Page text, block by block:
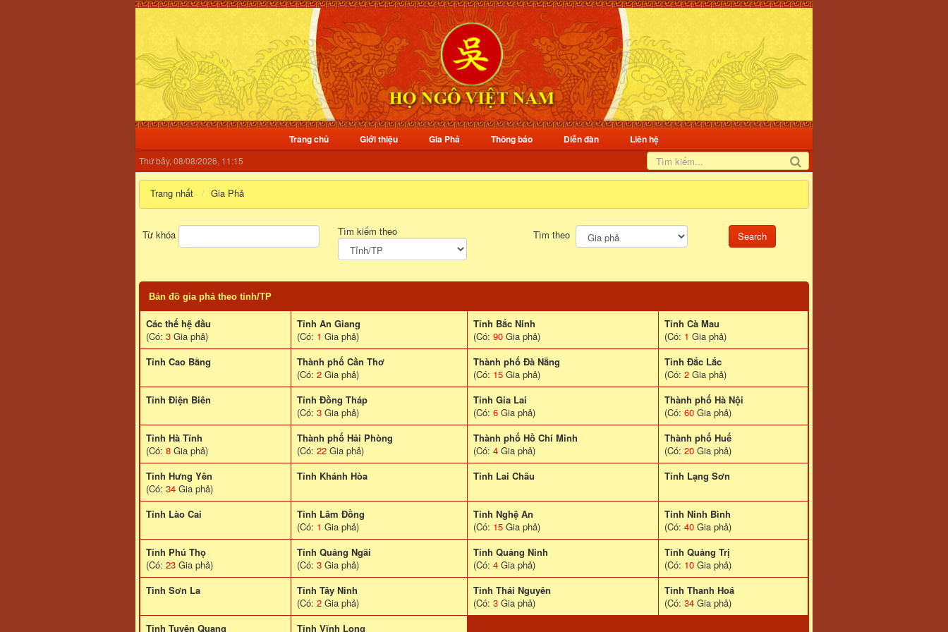
Trang chủ Giới thiệu Gia Phả Thông báo Diễn đàn Liên hệ
Thứ bảy, 08/08/2026, 11:15
Trang nhất Gia Phả
Từ khóa Tìm kiếm theo Tìm theo
Bản đồ gia phả theo tỉnh/TP
Các thế hệ đầu
(Có: 3 Gia phả)
Tỉnh An Giang
(Có: 1 Gia phả)
Tỉnh Bắc Ninh
(Có: 90 Gia phả)
Tỉnh Cà Mau
(Có: 1 Gia phả)
Tỉnh Cao Bằng
Thành phố Cần Thơ
(Có: 2 Gia phả)
Thành phố Đà Nẵng
(Có: 15 Gia phả)
Tỉnh Đắc Lắc
(Có: 2 Gia phả)
Tỉnh Điện Biên
Tỉnh Đồng Tháp
(Có: 3 Gia phả)
Tỉnh Gia Lai
(Có: 6 Gia phả)
Thành phố Hà Nội
(Có: 60 Gia phả)
Tỉnh Hà Tĩnh
(Có: 8 Gia phả)
Thành phố Hải Phòng
(Có: 22 Gia phả)
Thành phố Hồ Chí Minh
(Có: 4 Gia phả)
Thành phố Huế
(Có: 20 Gia phả)
Tỉnh Hưng Yên
(Có: 34 Gia phả)
Tỉnh Khánh Hòa Tinh Lai Châu Tỉnh Lạng Sơn
Tỉnh Lào Cai
Tỉnh Lâm Đồng
(Có: 1 Gia phả)
Tỉnh Nghệ An
(Có: 15 Gia phả)
Tinh Ninh Bình
(Có: 40 Gia phả)
Tỉnh Phú Thọ
(Có: 23 Gia phả)
Tỉnh Quảng Ngãi
(Có: 3 Gia phả)
Tỉnh Quảng Ninh
(Có: 4 Gia phả)
Tỉnh Quảng Trị
(Có: 10 Gia phả)
Tinh Sơn La
Tỉnh Tây Ninh
(Có: 2 Gia phả)
Tỉnh Thái Nguyên
(Có: 3 Gia phả)
Tỉnh Thanh Hoá
(Có: 34 Gia phả)
Tỉnh Tuyên Quang
Tỉnh Vĩnh Long